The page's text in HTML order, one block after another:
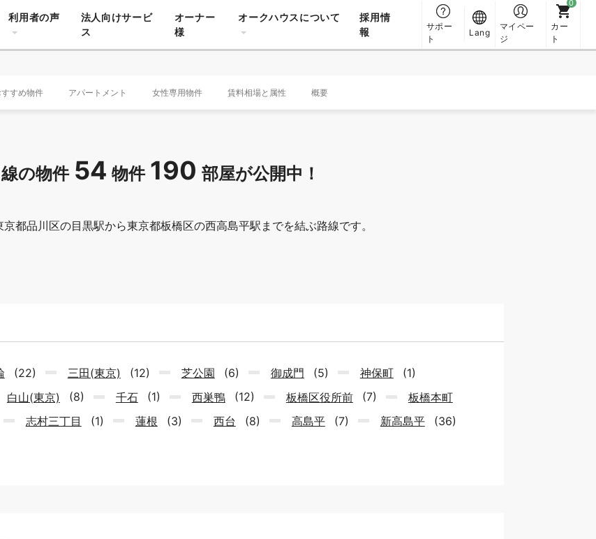
利用者の声
法人向けサービ
ス
オーナー
様
オークハウスについて
採用情
報
サポー
ト
Lang
マイペー
ジ
カー
ト
すすめ物件 アパートメント 女性専用物件 賃料相場と属性 概要
の物件 54 物件 190 部屋が公開中！
都品川区の目黒駅から東京都板橋区の西高島平駅までを結ぶ路線です。
(22) 三田(東京) (12) 芝公園 (6) 御成門 (5) 神保町
(1)
白山(東京) (8) 千石 (1) 西巣鴨 (12) 板橋区役所前 (7)
板橋本町
志村三丁目 (1) 蓮根 (3) 西台 (8) 高島平 (7) 新高島平
(36)